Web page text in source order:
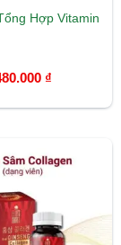
Hợp Vitamin
₫